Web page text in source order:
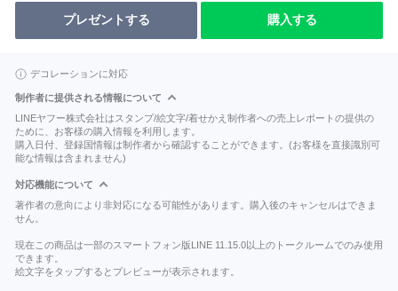
プレゼントする 購入する
デコレーションに対応
制作者に提供される情報について
LINEヤフー株式会社はスタンプ/絵文字/着せかえ制作者への売上レポートの提供の
ために、お客様の購入情報を利用します。
購入日付、登録国情報は制作者から確認することができます。(お客様を直接識別可
能な情報は含まれません)
対応機能について
著作者の意向により非対応になる可能性があります。購入後のキャンセルはできま
せん。
現在この商品は一部のスマートフォン版LINE 11.15.0以上のトークルームでのみ使用
できます。
絵文字をタップするとプレビューが表示されます。